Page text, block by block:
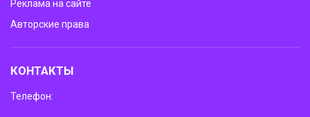
Реклама на сайте
Авторские права
КОНТАКТЫ
Телефон: